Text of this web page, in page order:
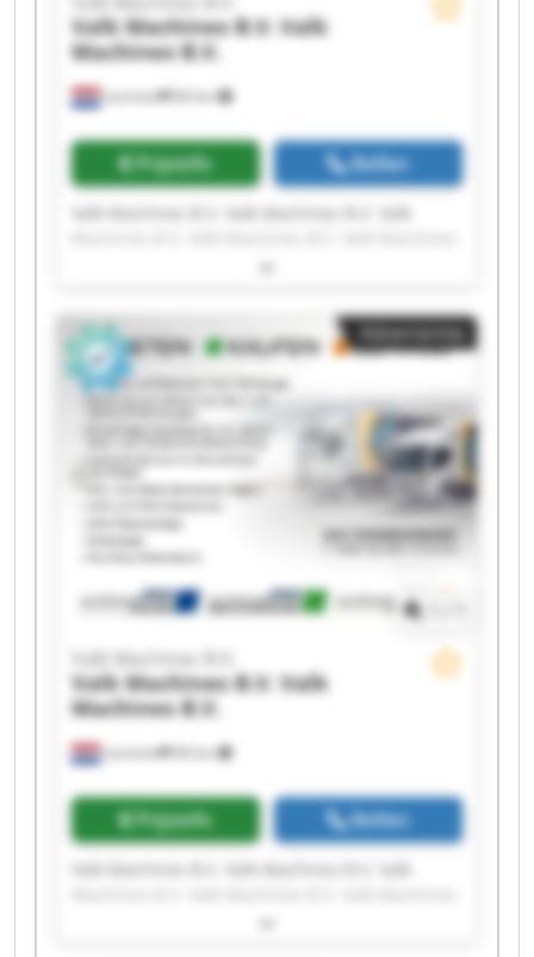
Lemmer 84 km
Valk Machines B.V. Valk
Machines B.V.
Prijsinfo Bellen
B.V. Valk Machines B.V. Valk Machines B.V. Valk
B.V. Valk Machines B.V. Valk Machines B.V. Valk
Machines B.V. Valk Machines B.V. Valk Machines
B.V. Valk Machines B.V. Valk Machines B.V. Valk
Machines B.V. Valk Machines B.V. Valk Machines
Lemmer 84 km
Valk Machines B.V.
Valk Machines B.V. Valk
Machines B.V.
Prijsinfo Bellen
B.V. Valk Machines B.V. Valk Machines B.V. Valk